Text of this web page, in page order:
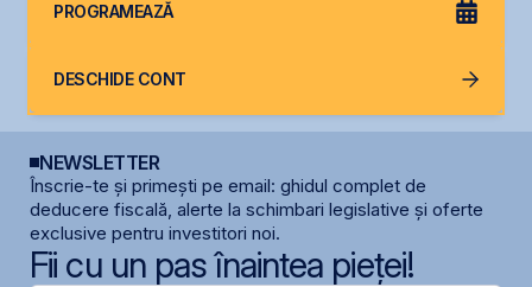
PROGRAMEAZĂ
DESCHIDE CONT
NEWSLETTER
Înscrie-te și primești pe email: ghidul complet de
deducere fiscală, alerte la schimbari legislative și oferte
exclusive pentru investitori noi.
Fii cu un pas înaintea pieței!